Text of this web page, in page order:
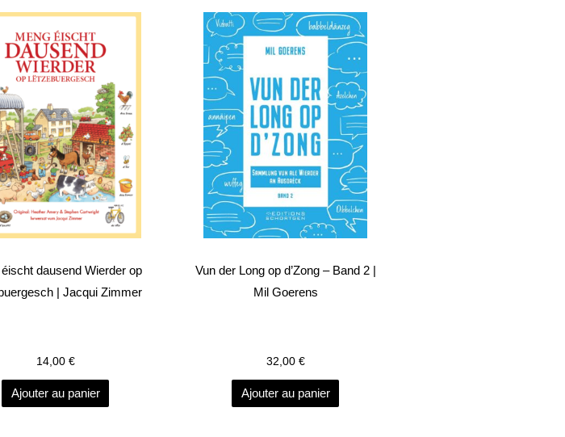
dausend Wierder op
| Jacqui Zimmer
14,00 €
Ajouter au panier
Vun der Long op d’Zong – Band 2 |
Mil Goerens
32,00 €
Ajouter au panier